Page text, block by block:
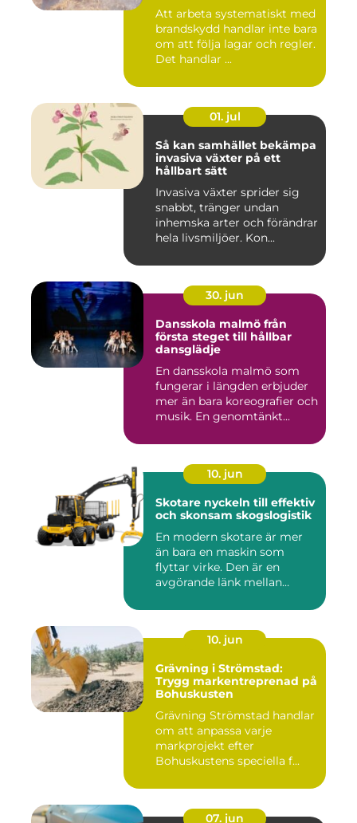
Att arbeta systematiskt med
brandskydd handlar inte bara
om att följa lagar och regler.
Det handlar ...
01. jul
Så kan samhället bekämpa
invasiva växter på ett
hållbart sätt
Invasiva växter sprider sig
snabbt, tränger undan
inhemska arter och förändrar
hela livsmiljöer. Kon...
30. jun
Dansskola malmö från
första steget till hållbar
dansglädje
En dansskola malmö som
fungerar i längden erbjuder
mer än bara koreografier och
musik. En genomtänkt...
10. jun
Skotare nyckeln till effektiv
och skonsam skogslogistik
En modern skotare är mer
än bara en maskin som
flyttar virke. Den är en
avgörande länk mellan
10. jun
Grävning i Strömstad:
Trygg markentreprenad på
Bohuskusten
Grävning Strömstad handlar
om att anpassa varje
markprojekt efter
Bohuskustens speciella f...
07. jun